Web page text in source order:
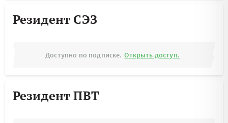
Резидент СЭЗ
Доступно по подписке. Открыть доступ.
Резидент ПВТ